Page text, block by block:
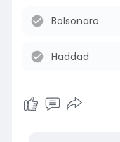
Bolsonaro
Haddad